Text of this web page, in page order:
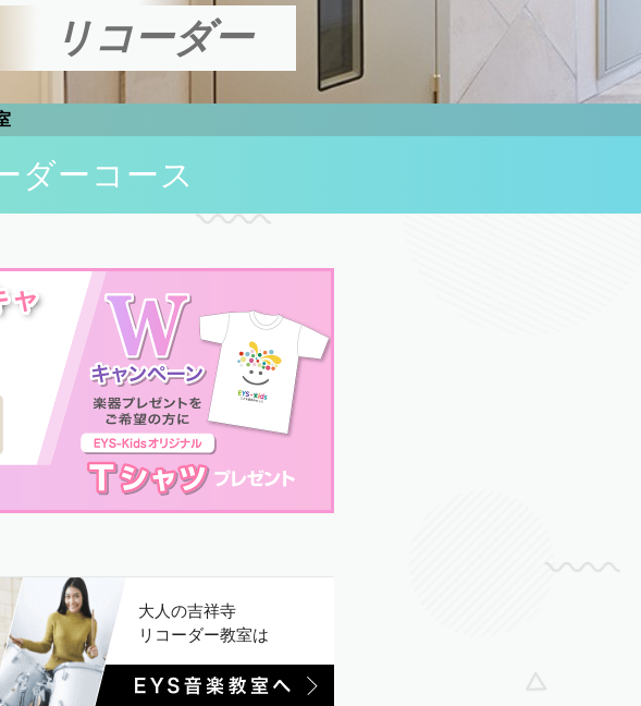
リコーダー
ダーコース
ャ
大人の吉祥寺
リコーダー教室は